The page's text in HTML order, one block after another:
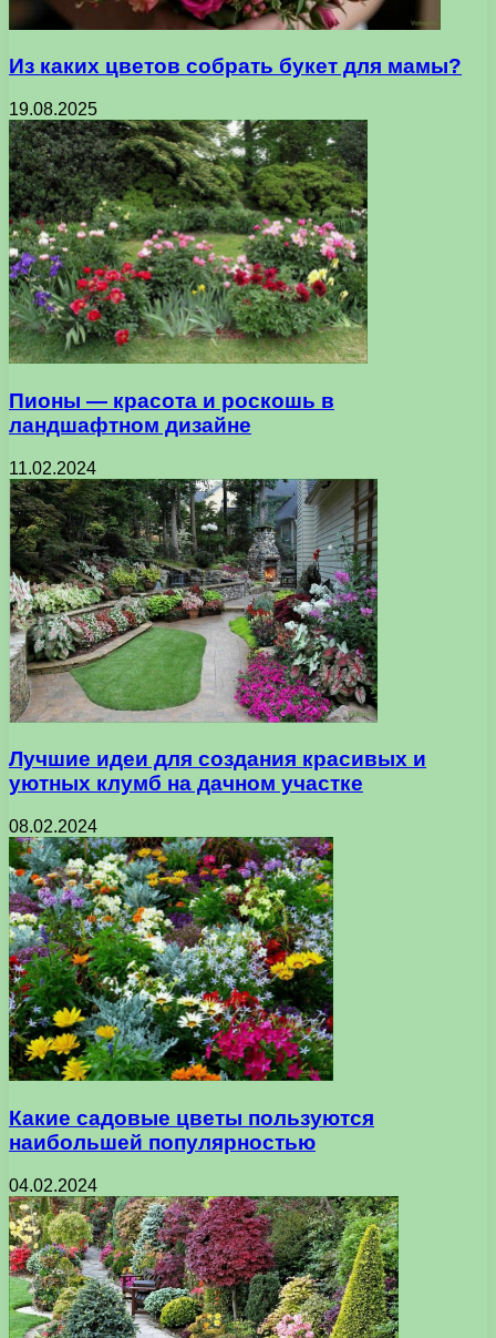
Из каких цветов собрать букет для мамы?
19.08.2025
Пионы — красота и роскошь в
ландшафтном дизайне
11.02.2024
Лучшие идеи для создания красивых и
уютных клумб на дачном участке
08.02.2024
Какие садовые цветы пользуются
наибольшей популярностью
04.02.2024